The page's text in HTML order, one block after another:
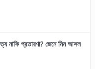
নাকি প্রতারণা? জেনে নিন আসল